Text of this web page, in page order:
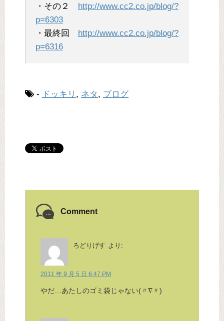
・その２
http://www.cc2.co.jp/blog/?
p=6303
・最終回
http://www.cc2.co.jp/blog/?
p=6316
- ドッキリ , ネタ , ブログ
Comment
ろどりげす より:
2011 年 9 月 5 日 6:47 PM
やだ…あたしのゴミ袋じゃない(〃∇〃)